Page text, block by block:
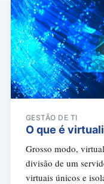
GESTÃO DE TI
O que é
Grosso modo,
divisão de um
virtuais únicos e